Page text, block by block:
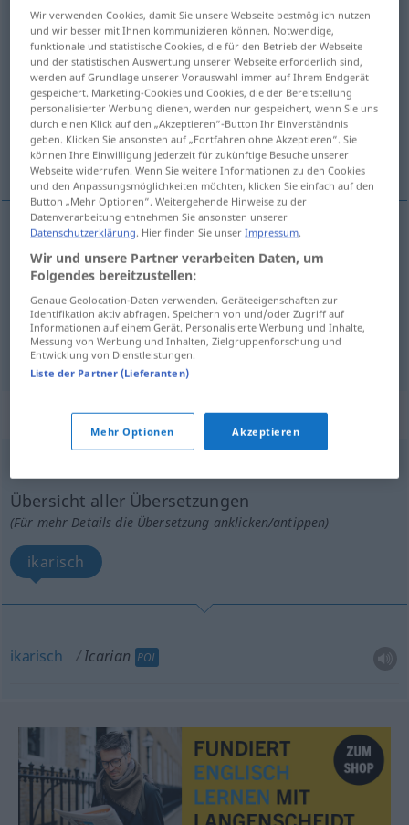
Icarian [aiˈkɛ(ə)riən; iˈk-]adj
Übersicht aller Übersetzungen
(Für mehr Details die Übersetzung anklicken/antippen)
ikarisch
ikarisch, allzu hochstrebend, verwegen
ikarisch Icarian Antike
ikarisch,allzuhochstrebend,verwegen Icarian
„Icarian“: adjective
Übersicht aller Übersetzungen
(Für mehr Details die Übersetzung anklicken/antippen)
ikarisch
ikarisch Icarian POL
Wir verwenden Cookies, damit Sie unsere Webseite bestmöglich nutzen
und wir besser mit Ihnen kommunizieren können. Notwendige,
funktionale und statistische Cookies, die für den Betrieb der Webseite
und der statistischen Auswertung unserer Webseite erforderlich sind,
werden auf Grundlage unserer Vorauswahl immer auf Ihrem Endgerät
gespeichert. Marketing-Cookies und Cookies, die der Bereitstellung
personalisierter Werbung dienen, werden nur gespeichert, wenn Sie uns
durch einen Klick auf den „Akzeptieren“-Button Ihr Einverständnis
geben. Klicken Sie ansonsten auf „Fortfahren ohne Akzeptieren“. Sie
können Ihre Einwilligung jederzeit für zukünftige Besuche unserer
Webseite widerrufen. Wenn Sie weitere Informationen zu den Cookies
und den Anpassungsmöglichkeiten möchten, klicken Sie einfach auf den
Button „Mehr Optionen“. Weitergehende Hinweise zu der
Datenverarbeitung entnehmen Sie ansonsten unserer
Datenschutzerklärung. Hier finden Sie unserImpressum.
Wir und unsere Partner verarbeiten Daten, um
Folgendes bereitzustellen:
Genaue Geolocation-Daten verwenden. Geräteeigenschaften zur
Identifikation aktiv abfragen. Speichern von und/oder Zugriff auf
Informationen auf einem Gerät. Personalisierte Werbung und Inhalte,
Messung von Werbung und Inhalten, Zielgruppenforschung und
Entwicklung von Dienstleistungen.
Liste der Partner (Lieferanten)
Mehr Optionen Akzeptieren